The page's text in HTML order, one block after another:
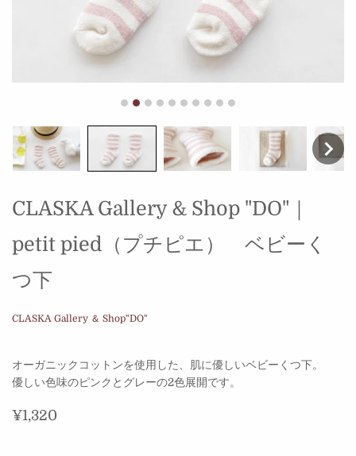
CLASKA Gallery & Shop "DO"｜
petit pied（プチピエ） ベビーく
つ下
CLASKA Gallery ＆ Shop"DO"
オーガニックコットンを使用した、肌に優しいベビーくつ下。
優しい色味のピンクとグレーの2色展開です。
¥1,320